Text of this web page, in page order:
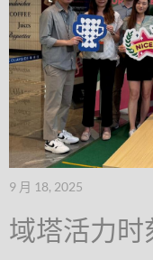
9 月 18, 2025
域塔活力时